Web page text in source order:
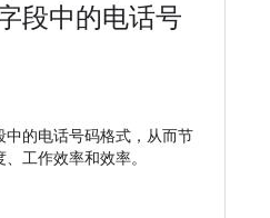
段中的电话号
的电话号码格式，从而节
工作效率和效率。